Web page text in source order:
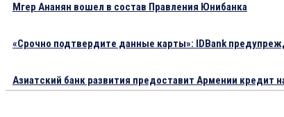
Мгер Ананян вошел в состав Правления Юнибанка
«Срочно подтвердите данные карты»: IDBank
Азиатский банк развития предоставит Армении кредит